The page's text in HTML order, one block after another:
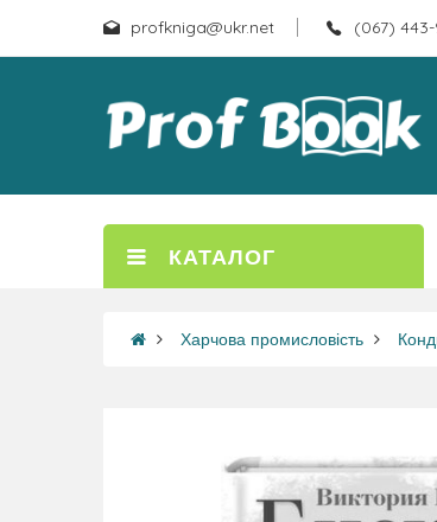
profkniga@ukr.net (067)
КАТАЛОГ
Харчова промисловість